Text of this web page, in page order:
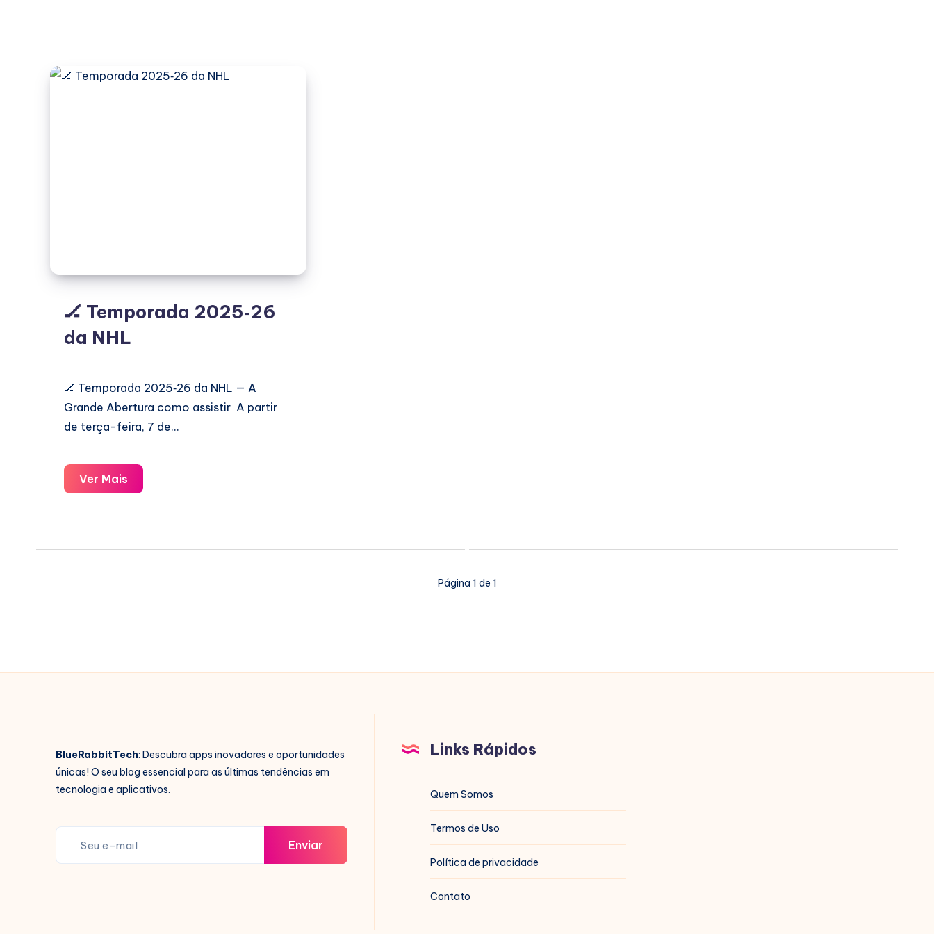
🏒 Temporada 2025‑26
da NHL
🏒 Temporada 2025‑26 da NHL — A
Grande Abertura como assistir A partir
de terça-feira, 7 de…
Ver Mais
Temporada
Página 1 de 1
BlueRabbitTech: Descubra apps inovadores e oportunidades
únicas! O seu blog essencial para as últimas tendências em
tecnologia e aplicativos.
Enviar
Links Rápidos
Quem Somos
Termos de Uso
Política de privacidade
Contato